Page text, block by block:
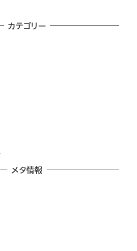
カテゴリー
メタ情報